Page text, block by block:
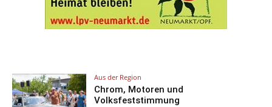
Aus der Region
Chrom, Motoren und
Volksfeststimmung